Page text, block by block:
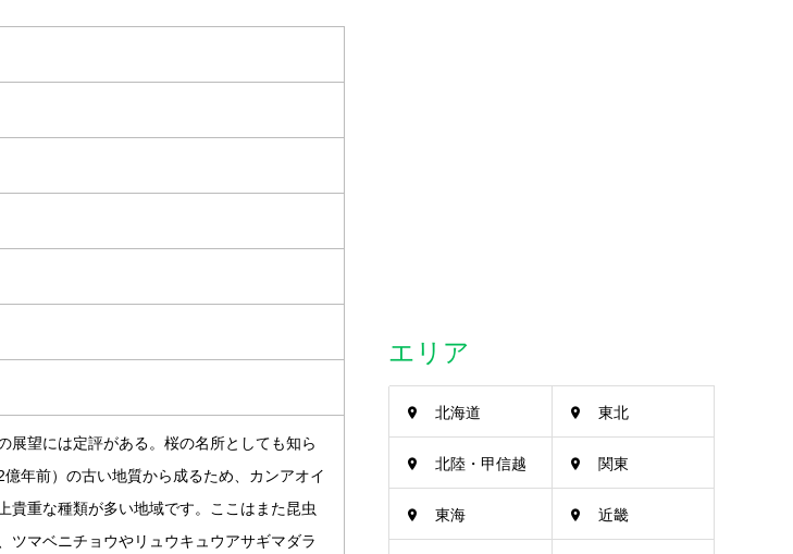
展望には定評がある。桜の名所としても知ら
年前）の古い地質から成るため、カンアオイ
貴重な種類が多い地域です。ここはまた昆虫
ツマベニチョウやリュウキュウアサギマダラ
エリア
北海道 東北
北陸・甲信越 関東
東海 近畿